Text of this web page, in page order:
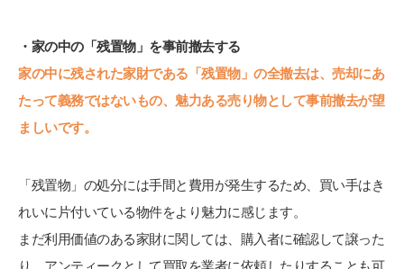
・家の中の「残置物」を事前撤去する
家の中に残された家財である「残置物」の全撤去は、売却にあ
たって義務ではないもの、魅力ある売り物として事前撤去が望
ましいです。
「残置物」の処分には手間と費用が発生するため、買い手はき
れいに片付いている物件をより魅力に感じます。
まだ利用価値のある家財に関しては、購入者に確認して譲った